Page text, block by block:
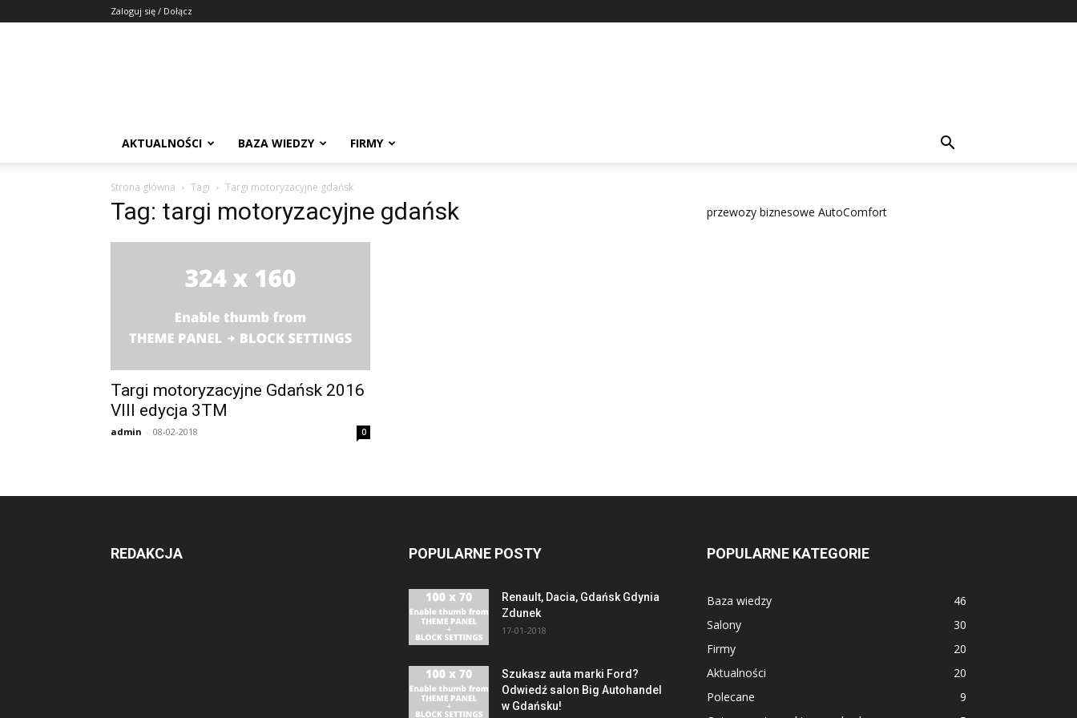
Zaloguj się / Dołącz
AKTUALNOŚCI BAZA WIEDZY FIRMY
Strona główna Tagi Targi motoryzacyjne gdańsk
Tag: targi motoryzacyjne gdańsk
Targi motoryzacyjne Gdańsk 2016
VIII edycja 3TM
admin - 08-02-2018 0
przewozy biznesowe AutoComfort
REDAKCJA POPULARNE POSTY
Renault, Dacia, Gdańsk Gdynia
Zdunek
17-01-2018
Szukasz auta marki Ford?
Odwiedź salon Big Autohandel
w Gdańsku!
POPULARNE KATEGORIE
Baza wiedzy
46
Salony
30
Firmy
20
Aktualności
20
Polecane
9